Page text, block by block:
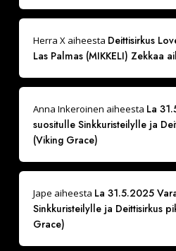
Herra Xaiheesta Deittisirkus
Las Palmas (MIKKELI) Zekkaa
Anna Inkeroinen aiheesta La
suositulle Sinkkuristeilylle ja
(Viking Grace)
Jape aiheesta La 31.5.2025
Sinkkuristeilylle ja Deittisirkus
Grace)